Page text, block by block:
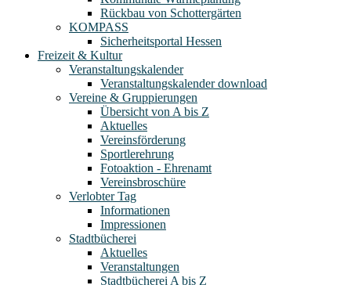
Rückbau von Schottergärten
KOMPASS
Sicherheitsportal Hessen
Freizeit & Kultur
Veranstaltungskalender
Veranstaltungskalender download
Vereine & Gruppierungen
Übersicht von A bis Z
Aktuelles
Vereinsförderung
Sportlerehrung
Fotoaktion - Ehrenamt
Vereinsbroschüre
Verlobter Tag
Informationen
Impressionen
Stadtbücherei
Aktuelles
Veranstaltungen
Stadtbücherei A bis Z